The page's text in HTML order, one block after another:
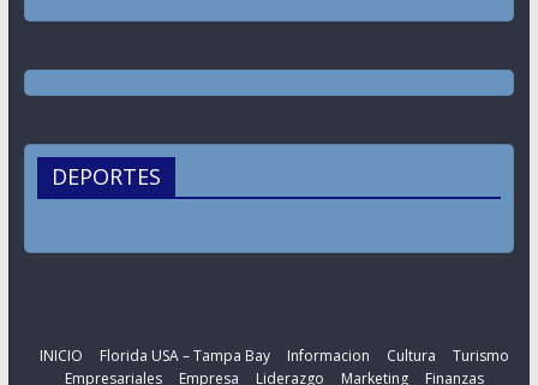
DEPORTES
INICIO Florida USA – Tampa Bay Informacion Cultura
Turismo
Empresariales
Empresa Liderazgo Marketing Finanzas